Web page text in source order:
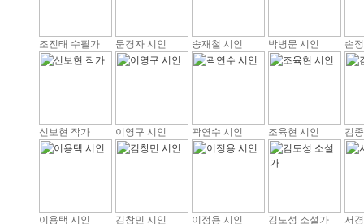
조진태 수필가 문경자 시인 송재철 시인 박병문 시인 손
신보현 작가 이영구 시인 곽연수 시인 조육현 시인 김
이용택 시인 김창민 시인 이정용 시인 김도성 소설가 서